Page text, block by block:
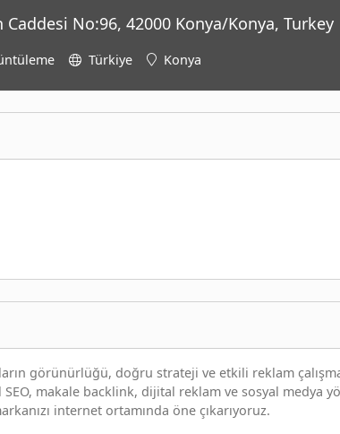
No:96, 42000 Konya/Konya, Turkey
Türkiye Konya
görünürlüğü, doğru strateji ve etkili reklam
makale backlink, dijital reklam ve sosyal medya
internet ortamında öne çıkarıyoruz.